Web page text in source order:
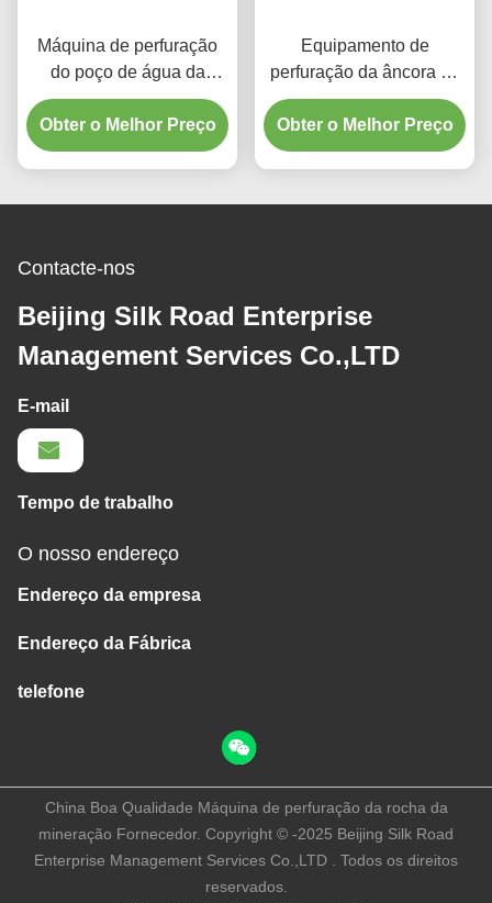
Máquina de perfuração
do poço de água da
construção da
engenharia
Obter o Melhor Preço
Equipamento de
perfuração da âncora de
MDL-135H 140m para o
material de construção
Obter o Melhor Preço
Contacte-nos
Beijing Silk Road Enterprise
Management Services Co.,LTD
E-mail
Tempo de trabalho
O nosso endereço
Endereço da empresa
Endereço da Fábrica
telefone
China Boa Qualidade Máquina de perfuração da rocha da
mineração Fornecedor. Copyright © -2025 Beijing Silk Road
Enterprise Management Services Co.,LTD . Todos os direitos
reservados.